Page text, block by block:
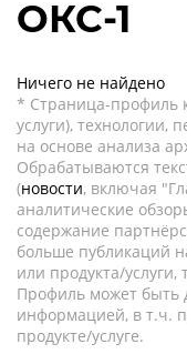
ОКС-1
Ничего не найдено
* Страница-профиль
услуги), технологии,
на основе анализа
Обрабатываются
(новости, включая
аналитические
содержание
больше публикаций
или продукта/
Профиль может быть
информацией, в т.ч.
продукте/услуге.